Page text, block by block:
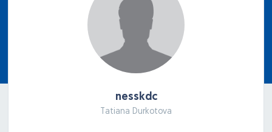
nesskdc
Tatiana Durkotova